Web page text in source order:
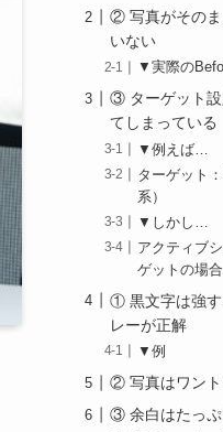
② 写真がそのま
いない
▼実際の
③ ターゲット設
てしまっている
▼例えば…
ターゲット
系）
▼しかし…
アクティブ
ゲットの場合
① 黒文字は強す
レーが正解
▼例
② 写真はワント
③ 余白はたっぷ